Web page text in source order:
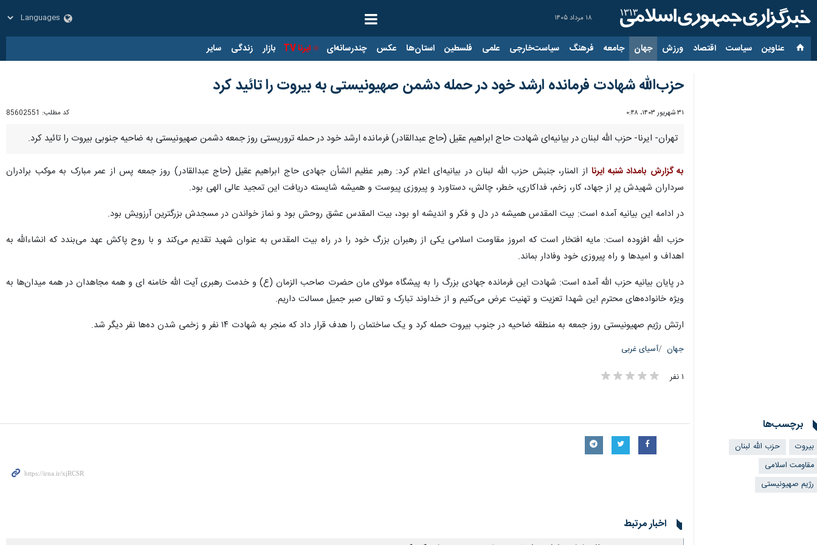
۱۸ مرداد ۱۴۰۵
عناوین‌ سیاست اقتصاد ورزش جهان جامعه فرهنگ سیاست‌خارجی علمی فلسطین استان‌ها عکس چندرسانه‌ای ایرنا TV بازار زندگی سایر
×
حزب‌الله شهادت فرمانده ارشد خود در حمله دشمن صهیونیستی به بیروت را تائید کرد
۳۱ شهریور ۱۴۰۳، ۰:۴۸ کد مطلب: 85602551
تهران- ایرنا- حزب الله لبنان در بیانیه‌ای شهادت حاج ابراهیم عقیل (حاج عبدالقادر) فرمانده ارشد خود در حمله تروریستی روز جمعه دشمن صهیونیستی به ضاحیه جنوبی بیروت را تائید کرد.
به گزارش بامداد شنبه ایرنا از المنار، جنبش حزب الله لبنان در بیانیه‌ای اعلام کرد: رهبر عظیم الشأن جهادی حاج ابراهیم عقیل (حاج عبدالقادر) روز جمعه پس از عمر مبارک به موکب برادران
سرداران شهیدش پر از جهاد، کار، زخم، فداکاری، خطر، چالش، دستاورد و پیروزی پیوست و همیشه شایسته دریافت این تمجید عالی الهی بود. ‏
در ادامه این بیانیه آمده است: بیت المقدس همیشه در دل و فکر و اندیشه او بود، بیت المقدس عشق روحش بود و نماز خواندن در مسجدش بزرگترین آرزویش بود. ‏
حزب الله افزوده است: مایه افتخار است که امروز مقاومت اسلامی یکی از رهبران بزرگ خود را در راه بیت المقدس به عنوان شهید تقدیم می‌کند و با روح پاکش عهد می‌بندد که انشاءالله به
اهداف و امیدها و راه پیروزی خود وفادار بماند. ‏ ‏
در پایان بیانیه حزب الله آمده است: شهادت این فرمانده جهادی بزرگ را به پیشگاه مولای مان حضرت صاحب الزمان (ع) و خدمت رهبری آیت الله خامنه‌ ای و همه مجاهدان در همه میدان‌ها به
ویژه خانواده‌های محترم این شهدا تعزیت و تهنیت عرض می‌کنیم و از خداوند تبارک و تعالی صبر جمیل مسالت داریم.
ارتش رژیم صهیونیستی روز جمعه به منطقه ضاحیه در جنوب بیروت حمله کرد و یک ساختمان را هدف قرار داد که منجر به شهادت ۱۴ نفر و زخمی شدن ده‌ها نفر دیگر شد.
جهان آسیای غربی
۱ نفر
برچسب‌ها
بیروت
حزب الله لبنان
مقاومت اسلامی
رژیم صهیونیستی
اخبار مرتبط